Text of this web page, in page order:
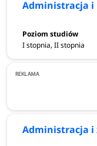
Administracja
I stopnia, II stopnia
Administracja i